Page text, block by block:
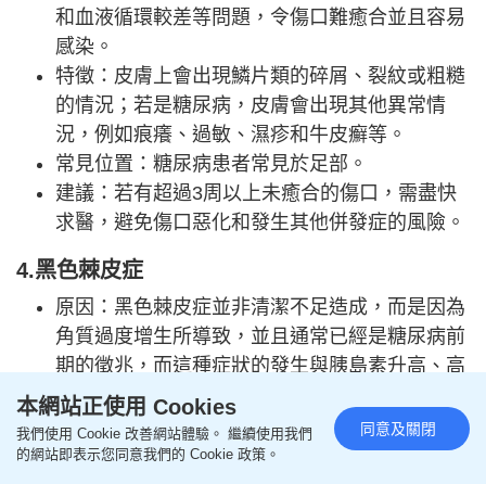
和血液循環較差等問題，令傷口難癒合並且容易
感染。
特徵：皮膚上會出現鱗片類的碎屑、裂紋或粗糙
的情況；若是糖尿病，皮膚會出現其他異常情
況，例如痕癢、過敏、濕疹和牛皮癬等。
常見位置：糖尿病患者常見於足部。
建議：若有超過3周以上未癒合的傷口，需盡快
求醫，避免傷口惡化和發生其他併發症的風險。
4.黑色棘皮症
原因：黑色棘皮症並非清潔不足造成，而是因為
角質過度增生所導致，並且通常已經是糖尿病前
期的徵兆，而這種症狀的發生與胰島素升高、高
血糖或肥胖有密切關聯。
特徵：常見黑灰色、天鵝絨般的斑塊。
常見位置：身體的褶皺處，例如頸部、腋下和腹
本網站正使用 Cookies
我們使用 Cookie 改善網站體驗。 繼續使用我們
的網站即表示您同意我們的 Cookie 政策。
同意及關閉